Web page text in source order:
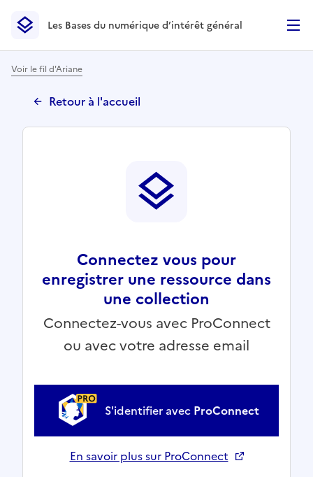
Les Bases du numérique d’intérêt général- Retour à la
Les Bases du numérique d’intérêt général
Voir le fil d'Ariane
Retour à l'accueil
Connectez vous pour
enregistrer une ressource dans
une collection
Connectez-vous avec ProConnect
ou avec votre adresse email
S'identifier avec ProConnect
En savoir plus sur ProConnect